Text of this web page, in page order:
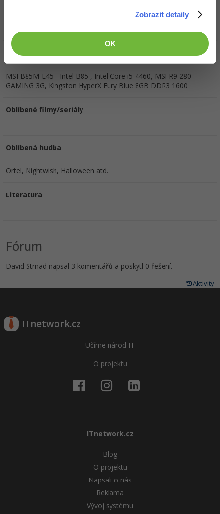
Zobrazit detaily
OK
HW sestava
MSI B85M-E45 - Intel B85 , Intel Core i5-4460, MSI R9 280
GAMING 3G, Kingston HyperX Fury Blue 8GB DDR3 1600
Oblíbené filmy/seriály
Oblíbená hudba
Ortel, Nightwish, Halloween atd.
Literatura
Fórum
David Strnad napsal 3 komentářů a poskytl 0 řešení.
Aktivity
ITnetwork.cz
Učíme národ IT
O projektu
ITnetwork.cz
Blog
O projektu
Napsali o nás
Reklama
Vývoj systému